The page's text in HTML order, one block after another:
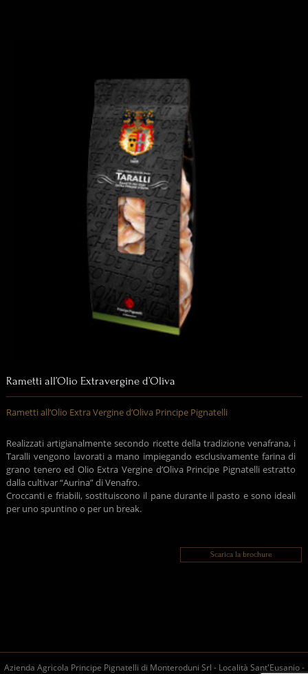
Rametti all’Olio Extravergine d’Oliva
Rametti all’Olio Extra Vergine d’Oliva Principe Pignatelli
Realizzati artigianalmente secondo ricette della tradizione venafrana, i
Taralli vengono lavorati a mano impiegando esclusivamente farina di
grano tenero ed Olio Extra Vergine d’Oliva Principe Pignatelli estratto
dalla cultivar “Aurina” di Venafro.
Croccanti e friabili, sostituiscono il pane durante il pasto e sono ideali
per uno spuntino o per un break.
Scarica la brochure
Azienda Agricola Principe Pignatelli di Monteroduni Srl - Località Sant'Eusanio -